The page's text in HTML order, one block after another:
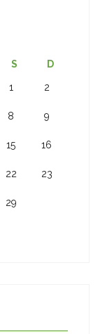
S D
1 2
8 9
15 16
22 23
29